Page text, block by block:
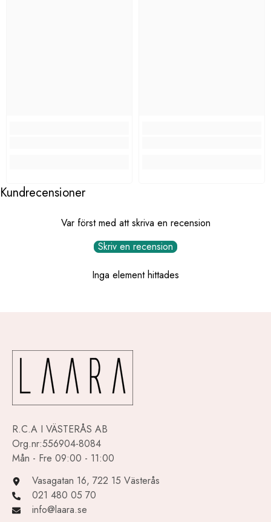
Kundrecensioner
Var först med att skriva en recension
Skriv en recension
Inga element hittades
R.C.A I VÄSTERÅS AB
Org.nr:556904-8084
Mån - Fre 09:00 - 11:00
Vasagatan 16, 722 15 Västerås
021 480 05 70
info@laara.se